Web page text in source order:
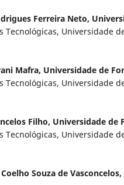
Ferreira Neto,
Tecnológicas, Universidade
Mafra, Universidade de
Tecnológicas, Universidade
Filho, Universidade de
Tecnológicas, Universidade
Souza de Vasconcelos,